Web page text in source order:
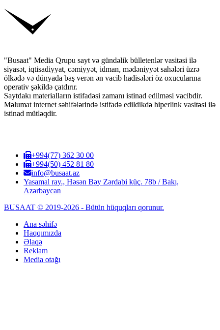
"Busaat" Media Qrupu sayt və gündəlik bülletenlər vasitəsi ilə
siyasət, iqtisadiyyat, cəmiyyət, idman, mədəniyyət sahələri üzrə
ölkədə və dünyada baş verən ən vacib hadisələri öz oxucularına
operativ şəkildə çatdırır.
Saytdakı materialların istifadəsi zamanı istinad edilməsi vacibdir.
Məlumat internet səhifələrində istifadə edildikdə hiperlink vasitəsi ilə
istinad mütləqdir.
+994(77) 362 30 00
+994(50) 452 81 80
info@busaat.az
Yasamal ray., Həsən Bəy Zərdabi küç. 78b / Bakı,
Azərbaycan
BUSAAT © 2019-2026 - Bütün hüquqları qorunur.
Ana səhifə
Haqqımızda
Əlaqə
Reklam
Media otağı